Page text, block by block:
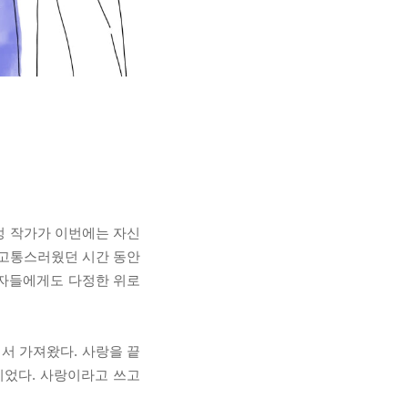
작가가 이번에는 자신
통스러웠던 시간 동안
들에게도 다정한 위로
가져왔다. 사랑을 끝
다. 사랑이라고 쓰고